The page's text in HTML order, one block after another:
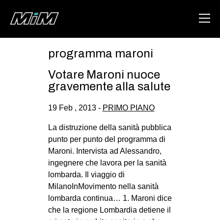
ABOUT
AREA
DEGENERAZIONE
GAZA FREESTYLE
CSOA LAMBRETTA
MSM
STUDENTI TSUNAMI
ZAM
programma maroni
Votare Maroni nuoce
gravemente alla salute
19 Feb , 2013 - PRIMO PIANO
La distruzione della sanità pubblica
punto per punto del programma di
Maroni. Intervista ad Alessandro,
ingegnere che lavora per la sanità
lombarda. Il viaggio di
MilanoInMovimento nella sanità
lombarda continua… 1. Maroni dice
che la regione Lombardia detiene il